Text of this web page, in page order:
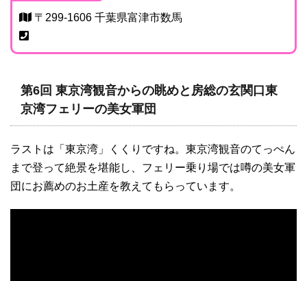
〒299-1606 千葉県富津市数馬
第6回 東京湾観音からの眺めと房総の玄関口東
京湾フェリーの美女軍団
ラストは「東京湾」くくりですね。東京湾観音のてっぺん
まで登って絶景を堪能し、フェリー乗り場では噂の美女軍
団にお薦めのお土産を教えてもらっています。